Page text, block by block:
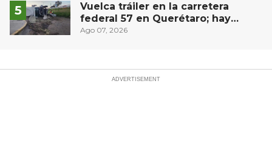
Vuelca tráiler en la carretera
federal 57 en Querétaro; hay
derrame de combustible
Ago 07, 2026